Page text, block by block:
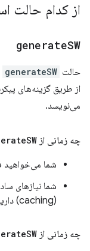
از کدام حالت
generateSW
حالت generateSW
از طریق گزینه‌های
می‌نویسد.
چه زمانی از SW
شما می‌خواهید
شما نیازهای
(caching) دارید.
چه زمانی از SW